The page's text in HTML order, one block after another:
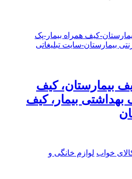
بیمارستان، کیف
بهداشتی بیمار، کیف
خواب لوازم خانگی و